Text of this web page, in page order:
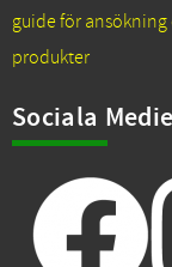
guide för
produkter
Sociala